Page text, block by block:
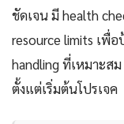
ชัดเจน มี health
resource limits เพื่
handling ที่เหมาะส
ตั้งแต่เริ่มต้นโปรเจค